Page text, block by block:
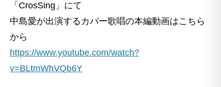
「CrosSing」にて
中島愛が出演するカバー歌唱の本編動画はこちら
から
https://www.youtube.com/watch?
v=BLtmWhVQb6Y